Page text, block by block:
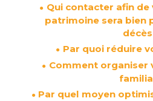
Qui contacter afin
patrimoine sera bien
décès
Par quoi réduire
Comment
Par quel moyen